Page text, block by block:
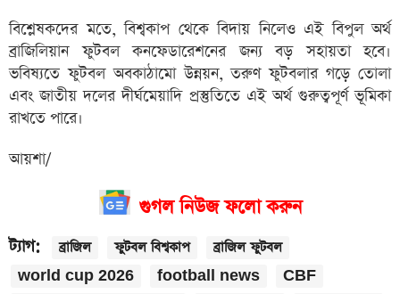
বিশ্লেষকদের মতে, বিশ্বকাপ থেকে বিদায় নিলেও এই বিপুল অর্থ
ব্রাজিলিয়ান ফুটবল কনফেডারেশনের জন্য বড় সহায়তা হবে।
ভবিষ্যতে ফুটবল অবকাঠামো উন্নয়ন, তরুণ ফুটবলার গড়ে তোলা
এবং জাতীয় দলের দীর্ঘমেয়াদি প্রস্তুতিতে এই অর্থ গুরুত্বপূর্ণ ভূমিকা
রাখতে পারে।
আয়শা/
গুগল নিউজ ফলো করুন
ট্যাগ: ব্রাজিল ফুটবল বিশ্বকাপ
ব্রাজিল ফুটবল
world cup 2026
football news
CBF